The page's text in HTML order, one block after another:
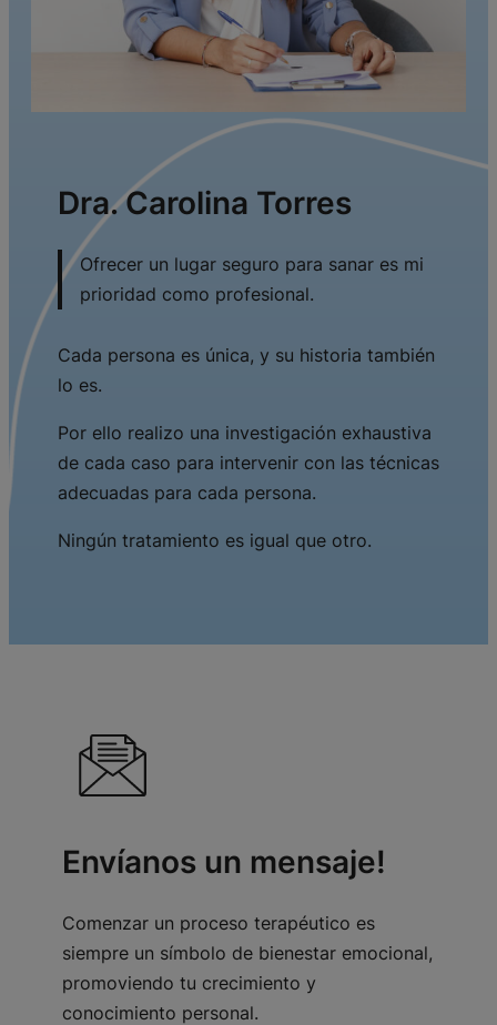
Dra. Carolina Torres
Ofrecer un lugar seguro para sanar es mi
prioridad como profesional.
Cada persona es única, y su historia también
lo es.
Por ello realizo una investigación exhaustiva
de cada caso para intervenir con las técnicas
adecuadas para cada persona.
Ningún tratamiento es igual que otro.
Envíanos un mensaje!
Comenzar un proceso terapéutico es
siempre un símbolo de bienestar emocional,
promoviendo tu crecimiento y
conocimiento personal.